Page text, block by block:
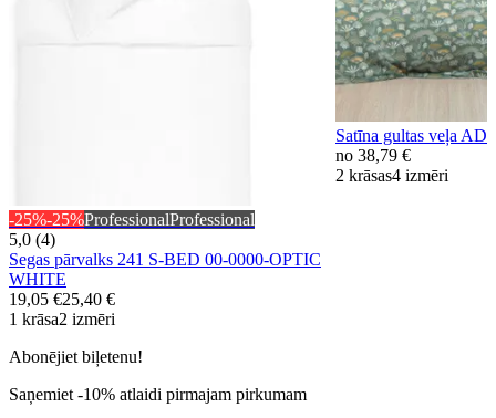
-25%-25%ProfessionalProfessional
5,0 (4)
Segas pārvalks 241 S-BED 00-0000-OPTIC
WHITE
19,05 €25,40 €
1 krāsa2 izmēri
Satīna gultas veļa
no 38,79 €
2 krāsas4 izmēri
Abonējiet biļetenu!
Saņemiet -10% atlaidi pirmajam pirkumam